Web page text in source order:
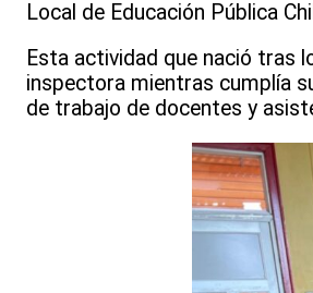
Local de Educación Pública
Esta actividad que nació tras
inspectora mientras cumplía
de trabajo de docentes y